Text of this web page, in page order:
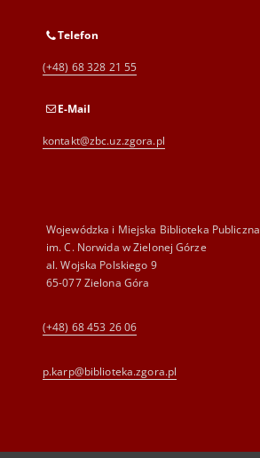
Telefon
(+48) 68 328 21 55
E-Mail
kontakt@zbc.uz.zgora.pl
Wojewódzka i Miejska Biblioteka Publiczna
im. C. Norwida w Zielonej Górze
al. Wojska Polskiego 9
65-077 Zielona Góra
(+48) 68 453 26 06
p.karp@biblioteka.zgora.pl